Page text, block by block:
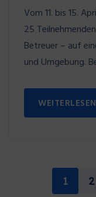
Vom 11. bis 15.
25
Betreuer – auf
und Umgebung.
WEITERLESEN
1 2